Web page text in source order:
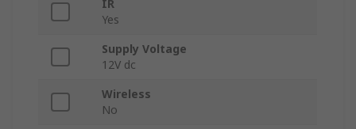
IR
Yes
Supply Voltage
12V dc
Wireless
No